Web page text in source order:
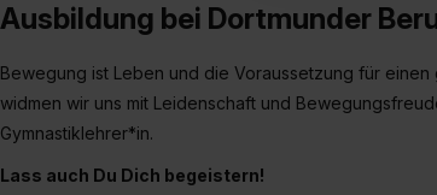
verfügen über
jederzeit mit
„Datenschutz-
„Details
Ausbildung bei Dortmunder
Bewegung ist Leben und die Voraussetzung für
widmen wir uns mit Leidenschaft und
Gymnastiklehrer*in.
Lass auch Du Dich begeistern!